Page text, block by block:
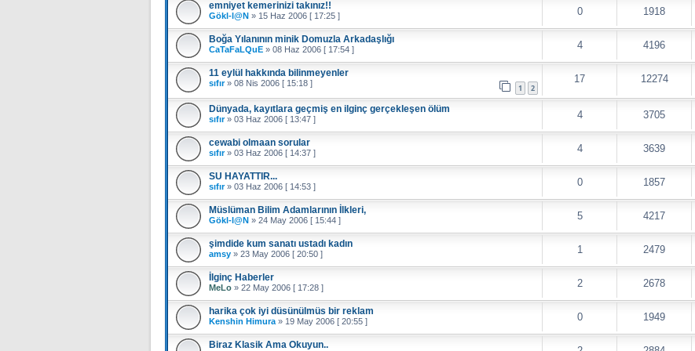
emniyet kemerinizi takınız!!
Gökl-l@N » 15 Haz 2006 [ 17:25 ] 0 1918
Boğa Yılanının minik Domuzla Arkadaşlığı
CaTaFaLQuE » 08 Haz 2006 [ 17:54 ] 4 4196
11 eylül hakkında bilinmeyenler
sıfır» 08 Nis 2006 [ 15:18 ] 1 2
17 12274
Dünyada, kayıtlara geçmiş en ilginç gerçekleşen ölüm
sıfır» 03 Haz 2006 [ 13:47 ] 4 3705
cewabi olmaan sorular
sıfır» 03 Haz 2006 [ 14:37 ] 4 3639
SU HAYATTIR...
sıfır» 03 Haz 2006 [ 14:53 ] 0 1857
Müslüman Bilim Adamlarının İlkleri,
Gökl-l@N » 24 May 2006 [ 15:44 ] 5 4217
şimdide kum sanatı ustadı kadın
amsy » 23 May 2006 [ 20:50 ] 1 2479
İlginç Haberler
MeLo » 22 May 2006 [ 17:28 ] 2 2678
harika çok iyi düsünülmüs bir reklam
Kenshin Himura » 19 May 2006 [ 20:55 ] 0 1949
Biraz Klasik Ama Okuyun..